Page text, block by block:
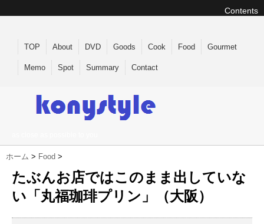
Contents
TOP About DVD Goods Cook Food Gourmet
Memo Spot Summary Contact
ホーム > Food >
たぶんお店ではこのまま出していな
い「丸福珈琲プリン」（大阪）